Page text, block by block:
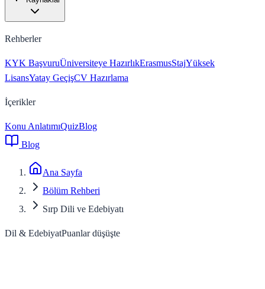
Rehberler
KYK BaşvuruÜniversiteye HazırlıkErasmusStajYüksek
LisansYatay GeçişCV Hazırlama
İçerikler
Konu AnlatımıQuizBlog
Blog
Ana Sayfa
Bölüm Rehberi
Sırp Dili ve Edebiyatı
Dil & EdebiyatPuanlar düşüşte